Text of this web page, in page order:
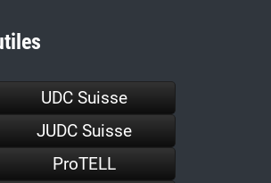
UDC Suisse
JUDC Suisse
ProTELL